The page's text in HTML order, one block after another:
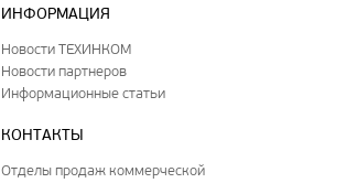
ИНФОРМАЦИЯ
Новости ТЕХИНКОМ
Новости партнеров
Информационные статьи
КОНТАКТЫ
Отделы продаж коммерческой